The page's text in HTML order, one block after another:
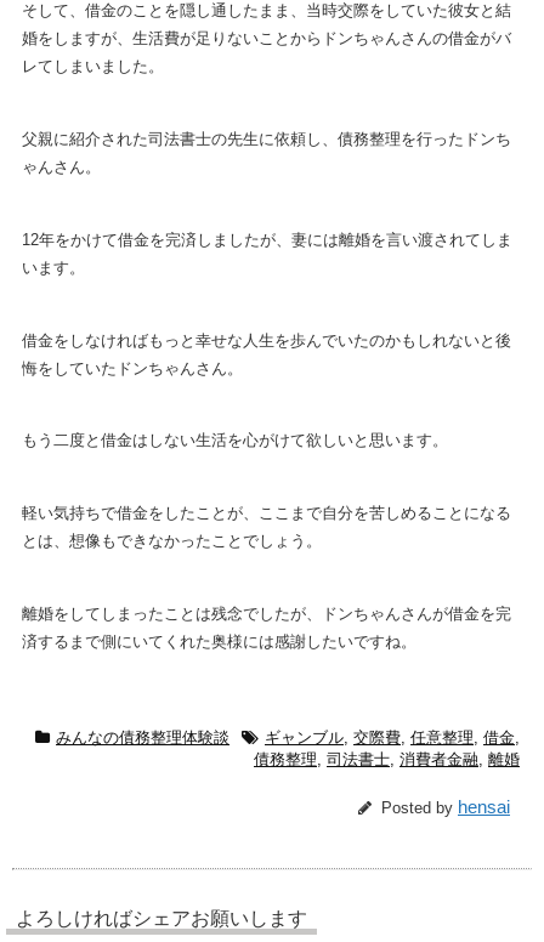
そして、借金のことを隠し通したまま、当時交際をしていた彼女と結
婚をしますが、生活費が足りないことからドンちゃんさんの借金がバ
レてしまいました。
父親に紹介された司法書士の先生に依頼し、債務整理を行ったドンち
ゃんさん。
12年をかけて借金を完済しましたが、妻には離婚を言い渡されてしま
います。
借金をしなければもっと幸せな人生を歩んでいたのかもしれないと後
悔をしていたドンちゃんさん。
もう二度と借金はしない生活を心がけて欲しいと思います。
軽い気持ちで借金をしたことが、ここまで自分を苦しめることになる
とは、想像もできなかったことでしょう。
離婚をしてしまったことは残念でしたが、ドンちゃんさんが借金を完
済するまで側にいてくれた奥様には感謝したいですね。
みんなの債務整理体験談 ギャンブル 交際費 任意整理 借金
債務整理 司法書士 消費者金融 離婚
Posted by hensai
よろしければシェアお願いします